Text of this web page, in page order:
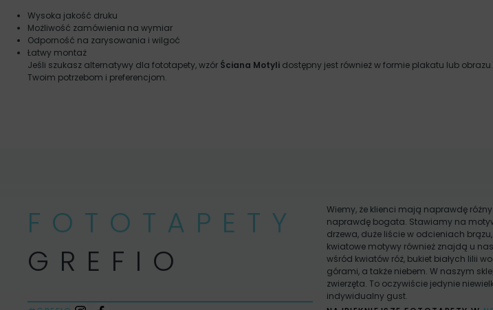
Wysoka jakość druku
Możliwość zamówienia na wymiar
Odporność na zarysowania i wilgoć
Łatwy montaż
Jeśli szukasz alternatywy dla fototapety, wzór Ściana Motyli dostępny jest również w formie plakatu lub
Twoim potrzebom i preferencjom.
FOTOTAPETY
GREFIO
Wiemy, że klienci mają naprawdę
naprawdę bogata. Stawiamy na
drzewa, duże liście w odcieniach brązu,
kwiatowe motywy również znajdą u
wśród kwiatów róż, bukiet białych lilii
górami, a także niebem. W naszym
zwierzęta. To oczywiście jedynie
indywidualny gust.